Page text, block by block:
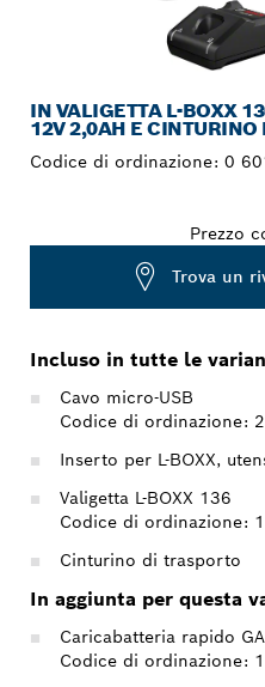
IN VALIGETTA L-BOXX
12V 2,0AH E CINTURINO
Codice di ordinazione: 0
Prezzo
Trova un
Incluso in tutte le
Cavo micro-USB
Codice di ordinazione:
Inserto per L-BOXX,
Valigetta L-BOXX 136
Codice di ordinazione:
Cinturino di trasporto
In aggiunta per questa
Caricabatteria rapido
Codice di ordinazione: